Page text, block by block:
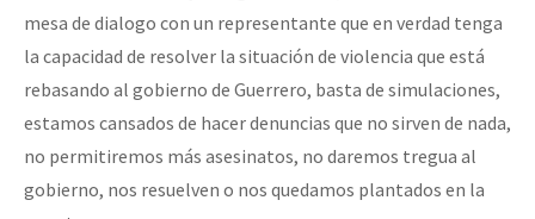
mesa de dialogo con un representante que en verdad tenga
la capacidad de resolver la situación de violencia que está
rebasando al gobierno de Guerrero, basta de simulaciones,
estamos cansados de hacer denuncias que no sirven de nada,
no permitiremos más asesinatos, no daremos tregua al
gobierno, nos resuelven o nos quedamos plantados en la